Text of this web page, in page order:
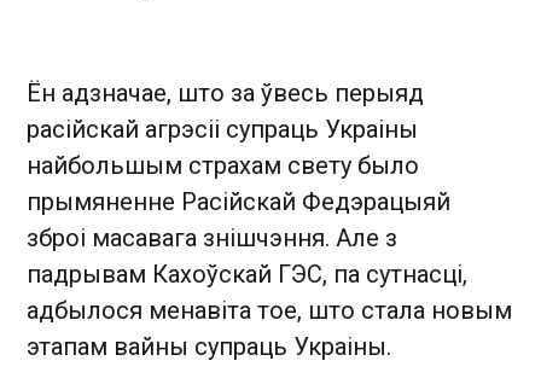
Ён адзначае, што за ўвесь перыяд
расійскай агрэсіі супраць Украіны
найбольшым страхам свету было
прымяненне Расійскай Федэрацыяй
зброі масавага знішчэння. Але з
падрывам Кахоўскай ГЭС, па сутнасці,
адбылося менавіта тое, што стала новым
этапам вайны супраць Украіны.